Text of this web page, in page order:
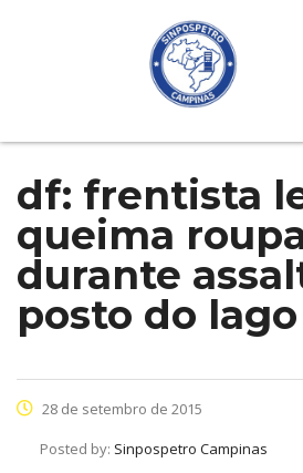
df: frentista
queima
durante
posto do
28 de setembro de 2015
Posted by: Sinpospetro Campinas